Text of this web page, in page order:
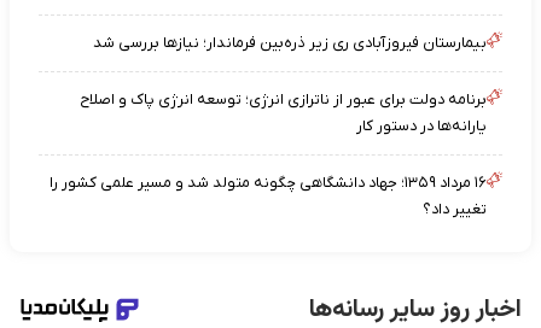
بیمارستان فیروزآبادی ری زیر ذره‌بین فرماندار؛ نیازها بررسی شد
برنامه دولت برای عبور از ناترازی انرژی؛ توسعه انرژی پاک و اصلاح
یارانه‌ها در دستور کار
۱۶ مرداد ۱۳۵۹؛ جهاد دانشگاهی چگونه متولد شد و مسیر علمی کشور را
تغییر داد؟